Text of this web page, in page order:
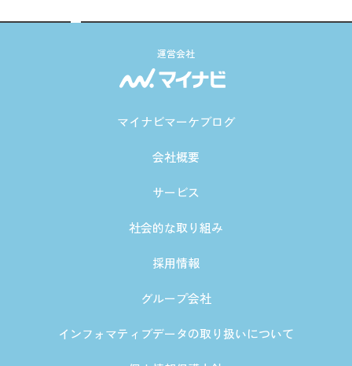
運営会社
マイナビマーケブログ
会社概要
サービス
社会的な取り組み
採用情報
グループ会社
インフォマティブデータの取り扱いについて